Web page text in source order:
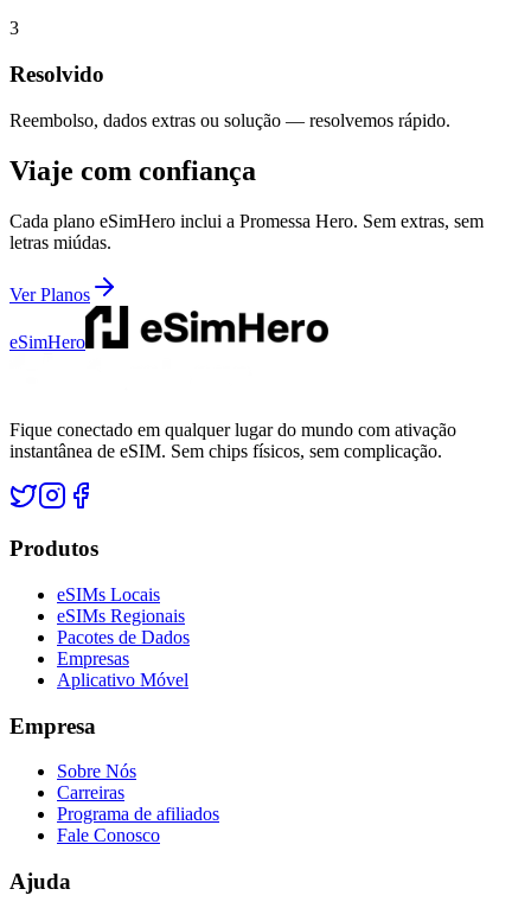
3
Resolvido
Reembolso, dados extras ou solução — resolvemos rápido.
Viaje com confiança
Cada plano eSimHero inclui a Promessa Hero. Sem extras, sem
letras miúdas.
Ver Planos
eSimHero
Fique conectado em qualquer lugar do mundo com ativação
instantânea de eSIM. Sem chips físicos, sem complicação.
Produtos
eSIMs Locais
eSIMs Regionais
Pacotes de Dados
Empresas
Aplicativo Móvel
Empresa
Sobre Nós
Carreiras
Programa de afiliados
Fale Conosco
Ajuda